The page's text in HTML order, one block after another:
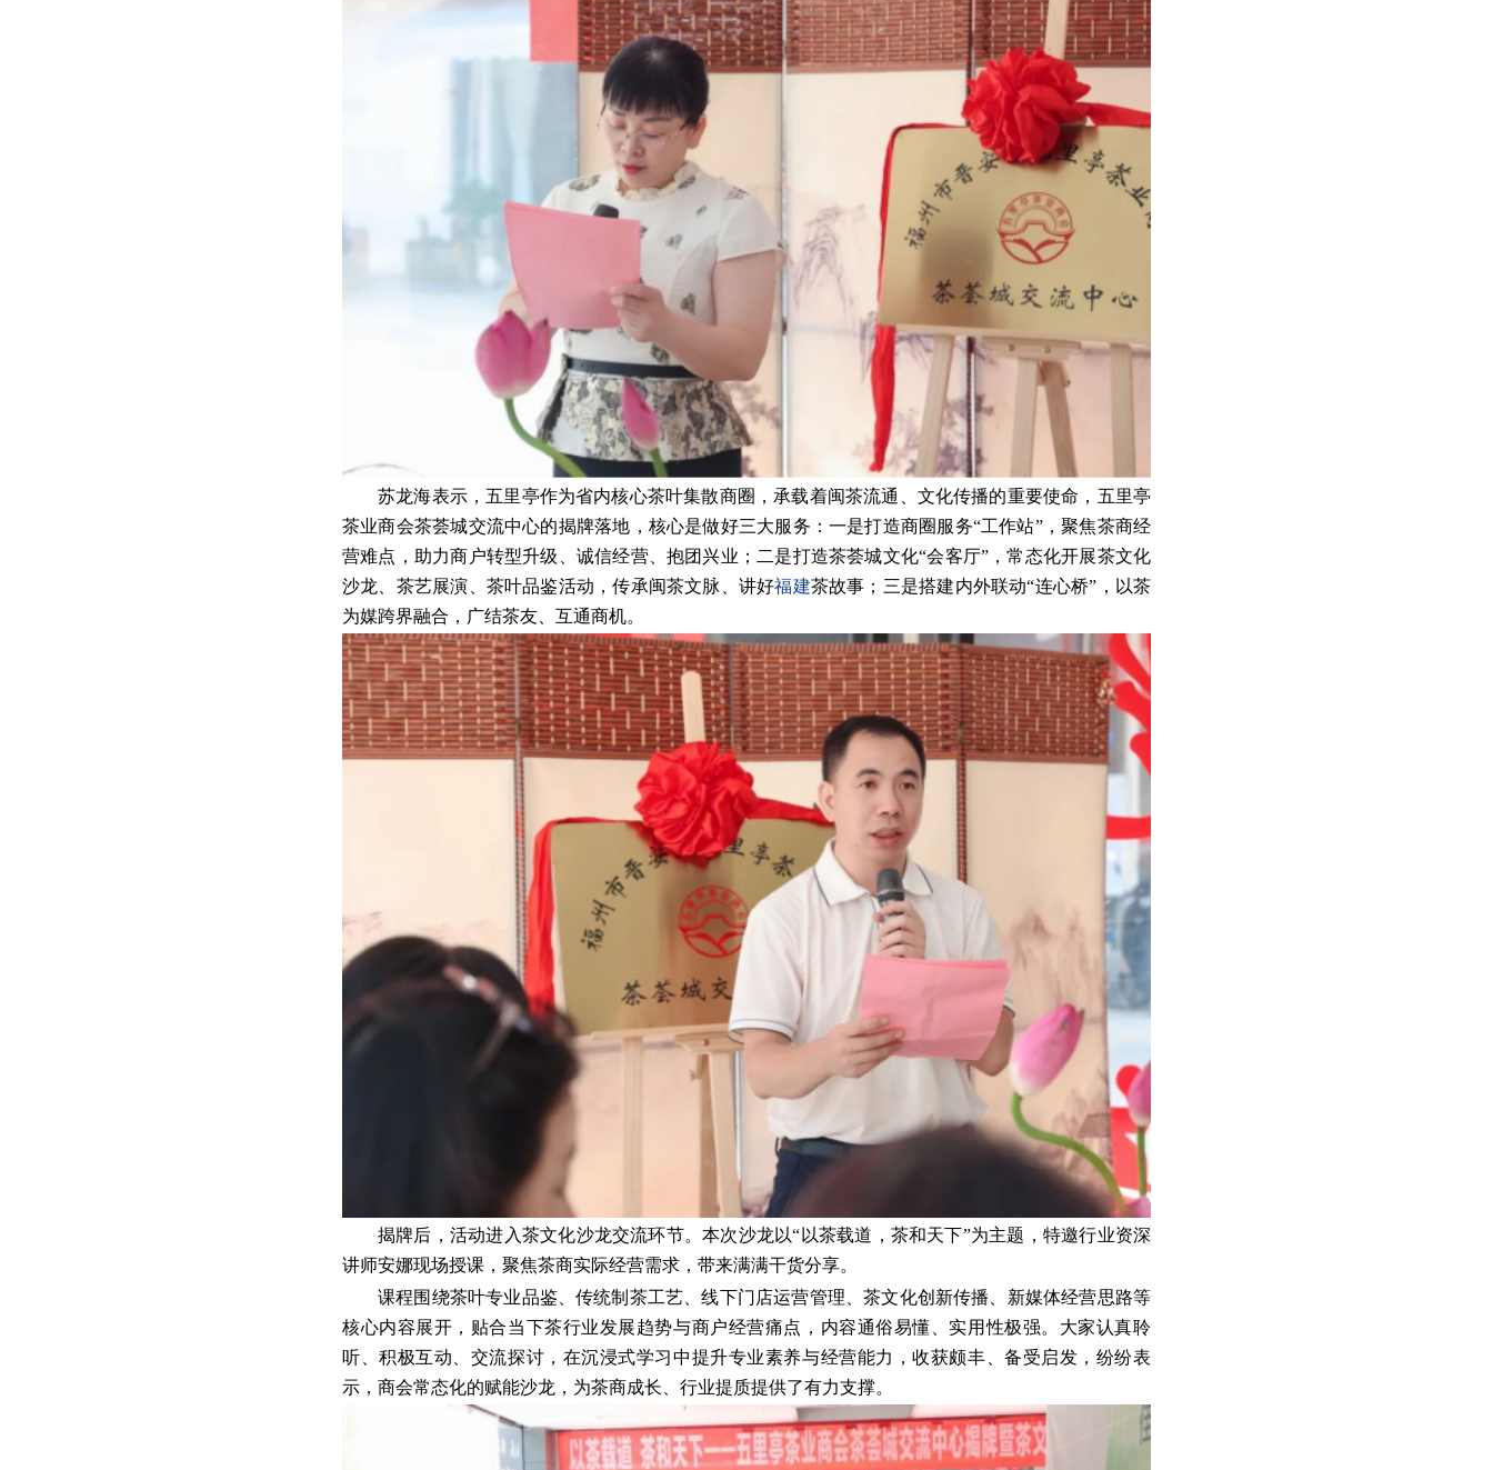
苏龙海表示，五里亭作为省内核心茶叶集散商圈，承载着闽茶流通、文化传播的重要使命，五里亭
茶业商会茶荟城交流中心的揭牌落地，核心是做好三大服务：一是打造商圈服务“工作站”，聚焦茶商经
营难点，助力商户转型升级、诚信经营、抱团兴业；二是打造茶荟城文化“会客厅”，常态化开展茶文化
沙龙、茶艺展演、茶叶品鉴活动，传承闽茶文脉、讲好福建茶故事；三是搭建内外联动“连心桥”，以茶
为媒跨界融合，广结茶友、互通商机。
揭牌后，活动进入茶文化沙龙交流环节。本次沙龙以“以茶载道，茶和天下”为主题，特邀行业资深
讲师安娜现场授课，聚焦茶商实际经营需求，带来满满干货分享。
课程围绕茶叶专业品鉴、传统制茶工艺、线下门店运营管理、茶文化创新传播、新媒体经营思路等
核心内容展开，贴合当下茶行业发展趋势与商户经营痛点，内容通俗易懂、实用性极强。大家认真聆
听、积极互动、交流探讨，在沉浸式学习中提升专业素养与经营能力，收获颇丰、备受启发，纷纷表
示，商会常态化的赋能沙龙，为茶商成长、行业提质提供了有力支撑。